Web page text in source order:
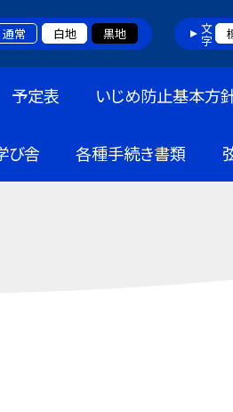
通常 白地 黒地 文字
予定表 いじめ防止基本方
び舎 各種手続き書類